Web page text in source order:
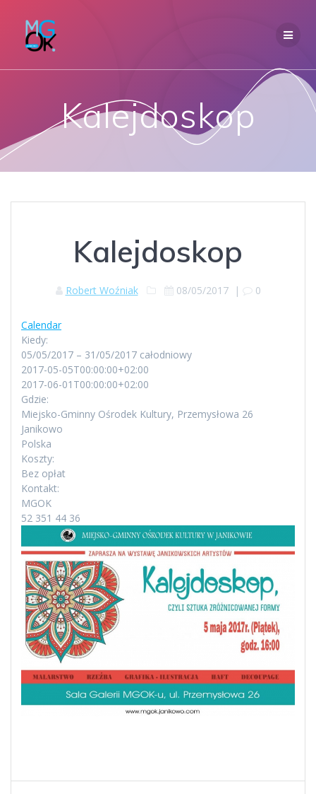
Kalejdoskop
Kalejdoskop
Robert Woźniak 08/05/2017| 0
Calendar
Ta strona nie może poprawnie wczytać Map
Czy jesteś właścicielem tej
Kiedy:
05/05/2017 – 31/05/2017 całodniowy
2017-05-05T00:00:00+02:00
2017-06-01T00:00:00+02:00
Gdzie:
Miejsko-Gminny Ośrodek Kultury, Przemysłowa 26
Janikowo
Polska
Koszty:
Bez opłat
Kontakt:
MGOK
52 351 44 36